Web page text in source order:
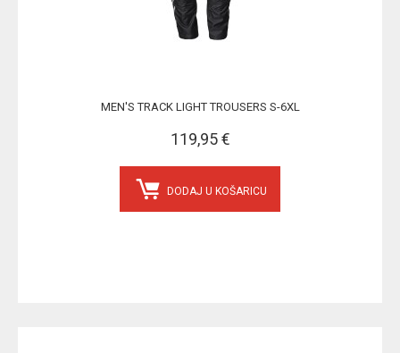
MEN'S TRACK LIGHT TROUSERS S-6XL
119,95 €
DODAJ U KOŠARICU